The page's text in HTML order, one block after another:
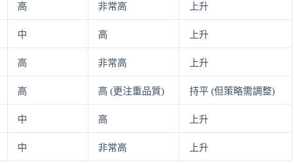
高 非常高 上升
中 高 上升
高 非常高 上升
高 高 (更注重品質) 持平 (但策略需調整)
中 高 上升
中 非常高 上升